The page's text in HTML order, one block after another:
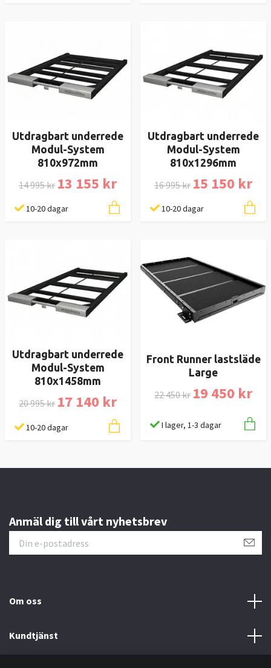
Utdragbart underrede
Modul-System
810x972mm
14 995 kr 13 155 kr
10-20 dagar
Utdragbart underrede
Modul-System
810x1296mm
16 995 kr 15 150 kr
10-20 dagar
Utdragbart underrede
Modul-System
810x1458mm
20 995 kr 17 140 kr
10-20 dagar
Front Runner lastsläde
Large
22 450 kr 19 450 kr
I lager, 1-3 dagar
Anmäl dig till vårt nyhetsbrev
Om oss
Kundtjänst